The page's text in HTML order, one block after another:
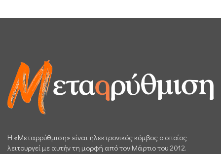
H «Μεταρρύθμιση» είναι ηλεκτρονικός κόμβος ο οποίος
λειτουργεί με αυτήν τη μορφή από τον Μάρτιο του 2012.